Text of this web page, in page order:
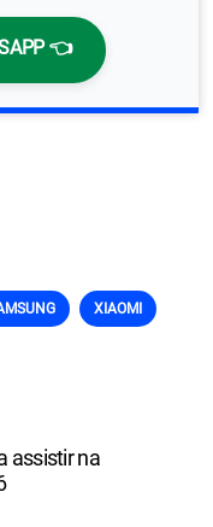
👈
XIAOMI
assistir na